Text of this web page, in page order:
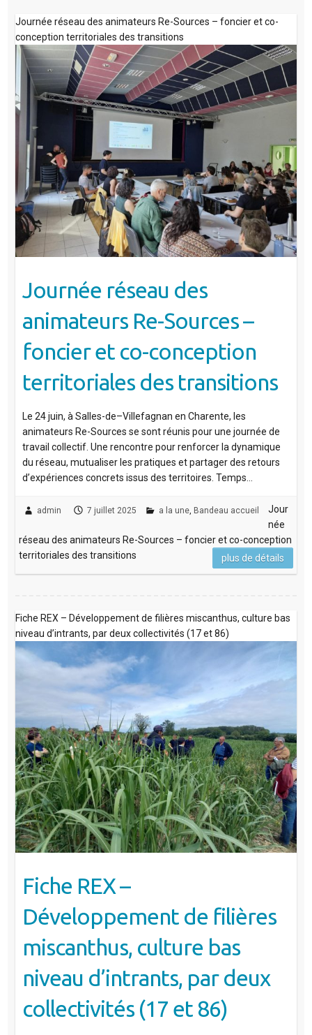
Journée réseau des animateurs Re-Sources – foncier et co-
conception territoriales des transitions
Journée réseau des
animateurs Re-Sources –
foncier et co-conception
territoriales des transitions
Le 24 juin, à Salles-de–Villefagnan en Charente, les
animateurs Re-Sources se sont réunis pour une journée de
travail collectif. Une rencontre pour renforcer la dynamique
du réseau, mutualiser les pratiques et partager des retours
d’expériences concrets issus des territoires. Temps…
admin 7 juillet 2025 a la une, Bandeau accueil
Jour
née
réseau des animateurs Re-Sources – foncier et co-conception
territoriales des transitions
plus de détails
Fiche REX – Développement de filières miscanthus, culture bas
niveau d’intrants, par deux collectivités (17 et 86)
Fiche REX –
Développement de filières
miscanthus, culture bas
niveau d’intrants, par deux
collectivités (17 et 86)